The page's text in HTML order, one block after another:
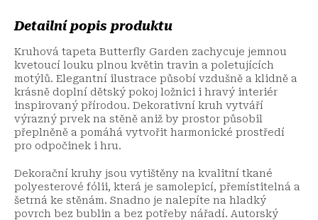
Detailní popis produktu
Kruhová tapeta Butterfly Garden zachycuje jemnou
kvetoucí louku plnou květin travin a poletujících
motýlů. Elegantní ilustrace působí vzdušně a klidně a
krásně doplní dětský pokoj ložnici i hravý interiér
inspirovaný přírodou. Dekorativní kruh vytváří
výrazný prvek na stěně aniž by prostor působil
přeplněně a pomáhá vytvořit harmonické prostředí
pro odpočinek i hru.
Dekorační kruhy jsou vytištěny na kvalitní tkané
polyesterové fólii, která je samolepicí, přemístitelná a
šetrná ke stěnám. Snadno je nalepíte na hladký
povrch bez bublin a bez potřeby nářadí. Autorský